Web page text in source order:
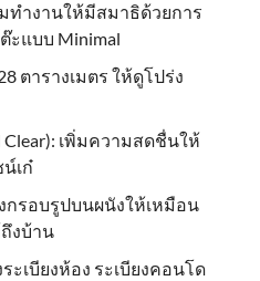
มทำงานให้มีสมาธิด้วยการ
ะแบบ Minimal
ตารางเมตร ให้ดูโปร่ง
Clear): เพิ่มความสดชื่นให้
เก๋
กรอบรูปบนผนังให้เหมือน
งบ้าน
ะเบียงห้อง ระเบียงคอนโด